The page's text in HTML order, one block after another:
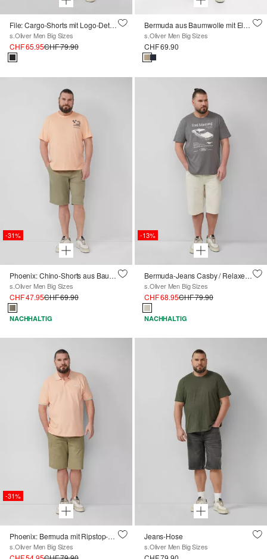
File: Cargo-Shorts mit Logo-Details im Relaxed Fit
s.Oliver Men Big Sizes
CHF 65.95CHF 79.90
Bermuda aus Baumwolle mit Elastikbund
s.Oliver Men Big Sizes
CHF 69.90
-31%
Phoenix: Chino-Shorts aus Baumwollstretch
s.Oliver Men Big Sizes
CHF 47.95CHF 69.90
NACHHALTIG
-13%
Bermuda-Jeans Casby / Relaxed Fit / Mid Rise
s.Oliver Men Big Sizes
CHF 68.95CHF 79.90
NACHHALTIG
-31%
Phoenix: Bermuda mit Ripstop-Struktur im Worker-Style
s.Oliver Men Big Sizes
Jeans-Hose
s.Oliver Men Big Sizes